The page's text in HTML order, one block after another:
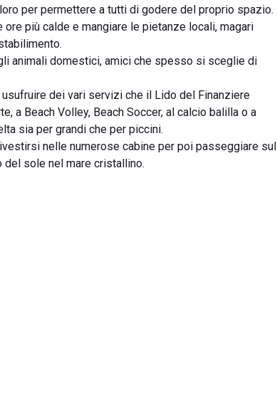
per permettere a tutti di godere del proprio spazio.
più calde e mangiare le pietanze locali, magari
animali domestici, amici che spesso si sceglie di
dei vari servizi che il Lido del Finanziere
a Beach Volley, Beach Soccer, al calcio balilla o a
sia per grandi che per piccini.
nelle numerose cabine per poi passeggiare sul
del sole nel mare cristallino.